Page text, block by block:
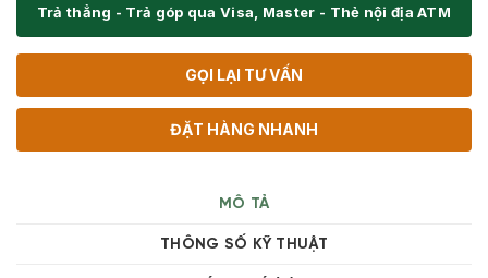
Trả thẳng - Trả góp qua Visa, Master - Thẻ nội địa ATM
GỌI LẠI TƯ VẤN
ĐẶT HÀNG NHANH
MÔ TẢ
THÔNG SỐ KỸ THUẬT